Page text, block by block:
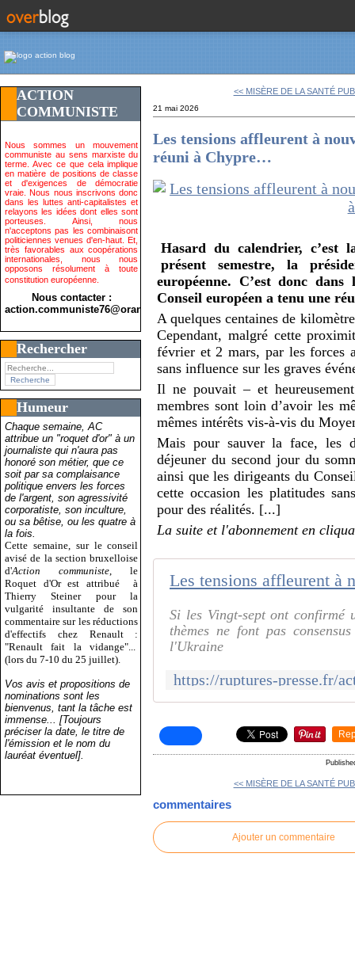
ACTION
COMMUNISTE
Nous sommes un mouvement
communiste au sens marxiste du
terme. Avec ce que cela implique
en matière de positions de classe
et d'exigences de démocratie
vraie. Nous nous inscrivons donc
dans les luttes anti-capitalistes et
relayons les idées dont elles sont
porteuses. Ainsi, nous
n'acceptons pas les combinaisont
politiciennes venues d'en-haut. Et,
très favorables aux coopérations
internationales, nous nous
opposons résolument à toute
constitution européenne.
Nous contacter :
action.communiste76@orange.fr>
Rechercher
Humeur
Chaque semaine, AC
attribue un "roquet d'or" à un
journaliste qui n'aura pas
honoré son métier, que ce
soit par sa complaisance
politique envers les forces
de l'argent, son agressivité
corporatiste, son inculture,
ou sa bêtise, ou les quatre à
la fois.
Cette semaine, sur le conseil
avisé de la section bruxelloise
d'Action communiste , le
Roquet d'Or est attribué
à
Thierry Steiner pour la
vulgarité insultante de son
commentaire sur les réductions
d'effectifs chez Renault :
"Renault fait la vidange"...
(lors du 7-10 du 25 juillet).
Vos avis et propositions de
nominations sont les
bienvenus, tant la tâche est
immense... [Toujours
préciser la date, le titre de
l'émission et le nom du
lauréat éventuel].
<< MISÈRE DE LA SANTÉ
21 mai 2026
Les tensions affleurent à
réuni à Chypre…
Hasard du calendrier, c’est
présent semestre, la
européenne. C’est donc
Conseil européen a tenu une
A quelques centaines de
Cependant, malgré cette
février et 2 mars, par les forces
sans influence sur les graves
Il ne pouvait – et
membres sont loin d’avoir les
mêmes intérêts vis-à-vis du
Mais pour sauver la face, les
déjeuner du second jour du
ainsi que les dirigeants du
cette occasion les platitudes
pour des réalités. [...]
La suite et l'abonnement en
Si les Vingt-sept ont confirmé
thèmes ne font pas
l'Ukraine
<< MISÈRE DE LA SANTÉ
commentaires
Ajouter un commentaire